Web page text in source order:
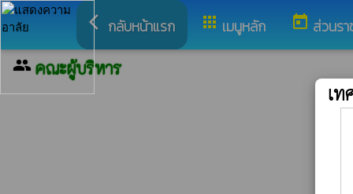
arrow_back_ios กลับหน้าแรก apps เมนูหลัก today ส่วนร
group คณะผู้บริหาร
เ